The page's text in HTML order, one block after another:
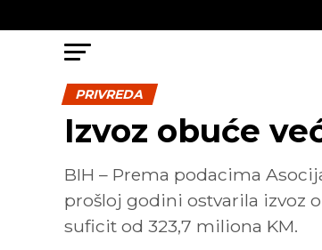
PRIVREDA
Izvoz obuće
BIH – Prema podacima
prošloj godini ostvarila izvoz
suficit od 323,7 miliona KM.